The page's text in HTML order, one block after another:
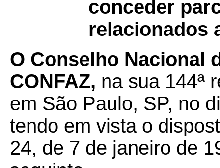
conceder
relacionados
O Conselho Nacional
CONFAZ, na sua 144ª
em São Paulo, SP, no
tendo em vista o
24, de 7 de janeiro de